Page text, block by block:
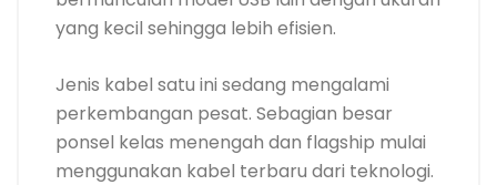
yang kecil sehingga lebih efisien.
Jenis kabel satu ini sedang mengalami
perkembangan pesat. Sebagian besar
ponsel kelas menengah dan flagship mulai
menggunakan kabel terbaru dari teknologi.